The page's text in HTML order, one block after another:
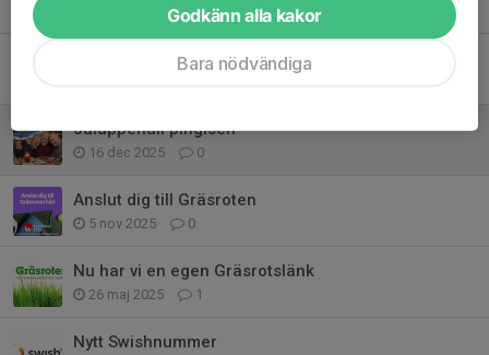
1
Klubbshopen öppnad
Juluppehåll pingisen
16 dec 2025 0
Anslut dig till Gräsroten
5 nov 2025 0
Nu har vi en egen Gräsrotslänk
26 maj 2025 1
Nytt Swishnummer
Godkänn alla kakor
Bara nödvändiga